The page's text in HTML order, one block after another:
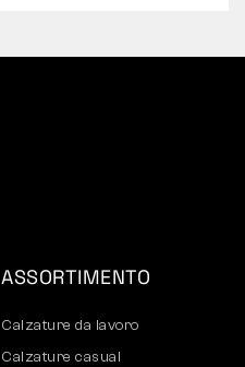
ASSORTIMENTO
Calzature da lavoro
Calzature casual